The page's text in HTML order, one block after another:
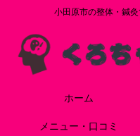
小田原市の整体・鍼
ホーム
メニュー・口コミ